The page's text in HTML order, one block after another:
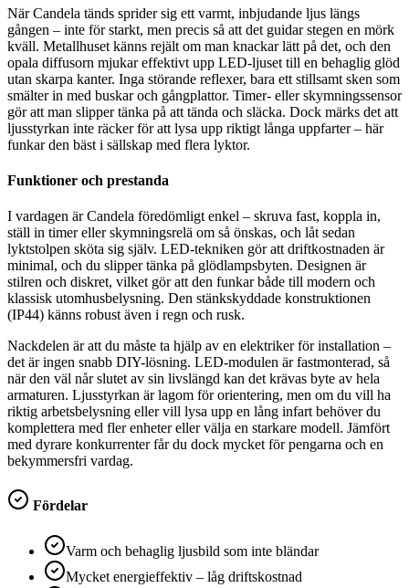
När Candela tänds sprider sig ett varmt, inbjudande ljus längs
gången – inte för starkt, men precis så att det guidar stegen en mörk
kväll. Metallhuset känns rejält om man knackar lätt på det, och den
opala diffusorn mjukar effektivt upp LED-ljuset till en behaglig glöd
utan skarpa kanter. Inga störande reflexer, bara ett stillsamt sken som
smälter in med buskar och gångplattor. Timer- eller skymningssensor
gör att man slipper tänka på att tända och släcka. Dock märks det att
ljusstyrkan inte räcker för att lysa upp riktigt långa uppfarter – här
funkar den bäst i sällskap med flera lyktor.
Funktioner och prestanda
I vardagen är Candela föredömligt enkel – skruva fast, koppla in,
ställ in timer eller skymningsrelä om så önskas, och låt sedan
lyktstolpen sköta sig själv. LED-tekniken gör att driftkostnaden är
minimal, och du slipper tänka på glödlampsbyten. Designen är
stilren och diskret, vilket gör att den funkar både till modern och
klassisk utomhusbelysning. Den stänkskyddade konstruktionen
(IP44) känns robust även i regn och rusk.
Nackdelen är att du måste ta hjälp av en elektriker för installation –
det är ingen snabb DIY-lösning. LED-modulen är fastmonterad, så
när den väl når slutet av sin livslängd kan det krävas byte av hela
armaturen. Ljusstyrkan är lagom för orientering, men om du vill ha
riktig arbetsbelysning eller vill lysa upp en lång infart behöver du
komplettera med fler enheter eller välja en starkare modell. Jämfört
med dyrare konkurrenter får du dock mycket för pengarna och en
bekymmersfri vardag.
Fördelar
Varm och behaglig ljusbild som inte bländar
Mycket energieffektiv – låg driftskostnad